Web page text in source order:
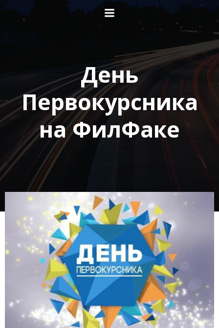
Перейти
к
содержимому
День
Первокурсника
на ФилФаке